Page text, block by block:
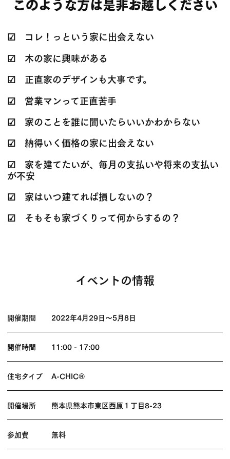
☑ コレ！っという家に出会えない
☑ 木の家に興味がある
☑ 正直家のデザインも大事です。
☑ 営業マンって正直苦手
☑ 家のことを誰に聞いたらいいかわからない
☑ 納得いく価格の家に出会えない
☑ 家を建てたいが、毎月の支払いや将来の支払い
が不安
☑ 家はいつ建てれば損しないの？
☑ そもそも家づくりって何からするの？
イベントの情報
開催期間 2022年4月29日〜5月8日
開催時間 11:00 - 17:00
住宅タイプ A-CHIC®
開催場所 熊本県熊本市東区西原１丁目8-23
参加費 無料